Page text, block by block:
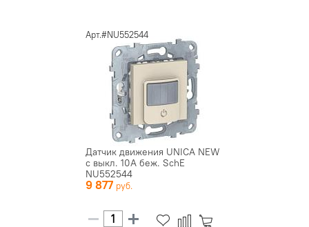
Арт.#NU552544
Датчик движения UNICA NEW
с выкл. 10А беж. SchE
NU552544
9 877